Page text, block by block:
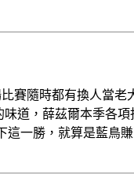
賽隨時都有換人當老
道，薛茲爾本季各
這一勝，就算是藍鳥